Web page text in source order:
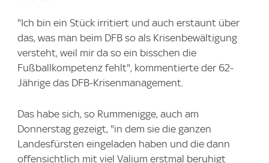
"Ich bin ein Stück irritiert und auch erstaunt über
das, was man beim DFB so als Krisenbewältigung
versteht, weil mir da so ein bisschen die
Fußballkompetenz fehlt", kommentierte der 62-
Jährige das DFB-Krisenmanagement.
Das habe sich, so Rummenigge, auch am
Donnerstag gezeigt, "in dem sie die ganzen
Landesfürsten eingeladen haben und die dann
offensichtlich mit viel Valium erstmal beruhigt